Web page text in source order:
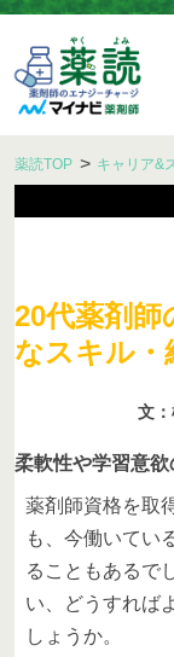
薬読TOP キャリア&
20代薬剤師
なスキル・
文
柔軟性や学習意
薬剤師資格を取
も、今働いてい
ることもあるで
い、どうすれば
しょうか。